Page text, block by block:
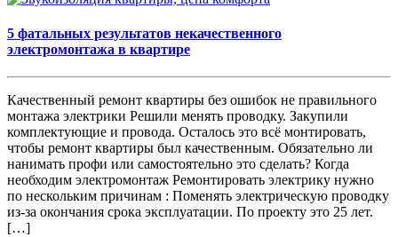
5 фатальных результатов некачественного
электромонтажа в квартире
Качественный ремонт квартиры без ошибок не правильного
монтажа электрики Решили менять проводку. Закупили
комплектующие и провода. Осталось это всё монтировать,
чтобы ремонт квартиры был качественным. Обязательно ли
нанимать профи или самостоятельно это сделать? Когда
необходим электромонтаж Ремонтировать электрику нужно
по нескольким причинам : Поменять электрическую проводку
из-за окончания срока эксплуатации. По проекту это 25 лет.
[…]